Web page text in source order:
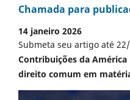
Chamada para
14 janeiro 2026
Submeta seu artigo até
Contribuições da
direito comum em